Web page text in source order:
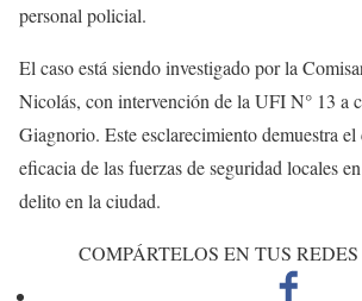
personal policial.
El caso está siendo investigado por la
Nicolás, con intervención de la UFI N° 13 a
Giagnorio. Este esclarecimiento demuestra
eficacia de las fuerzas de seguridad locales
delito en la ciudad.
COMPÁRTELOS EN TUS